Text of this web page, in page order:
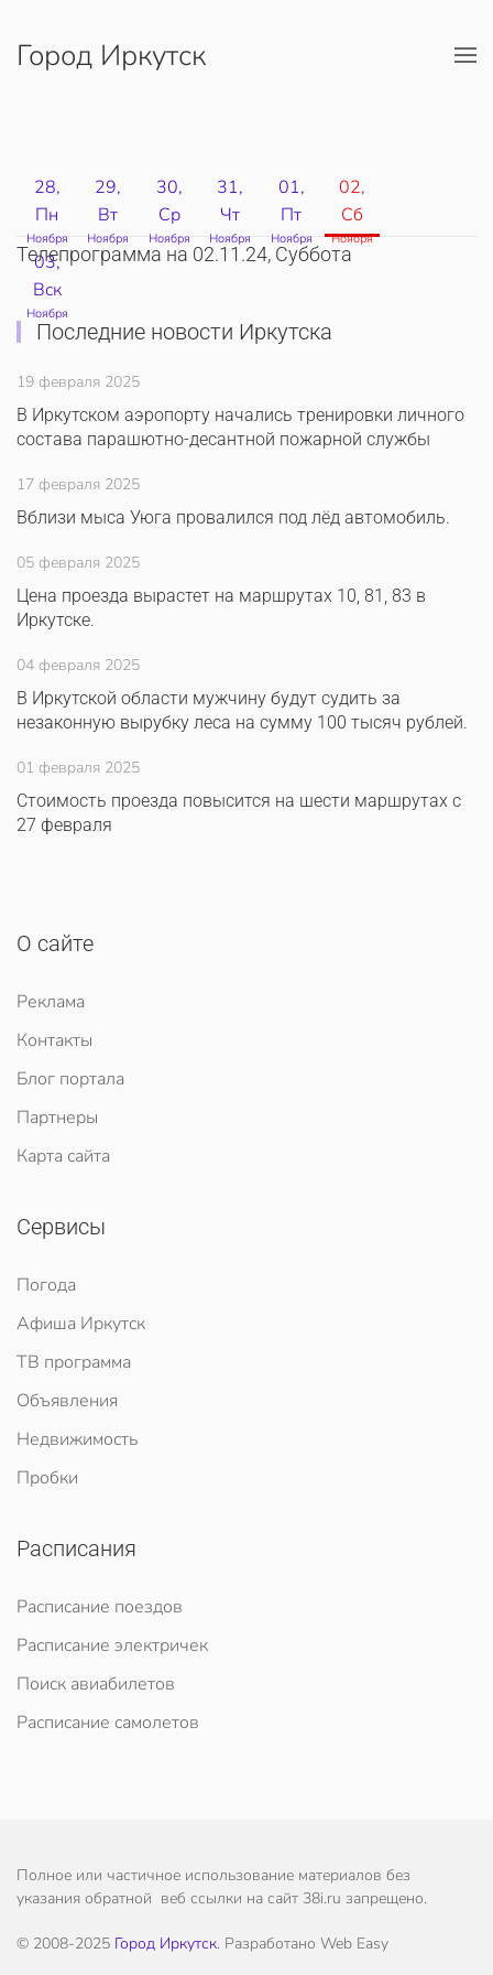
Перейти к содержимому
Город Иркутск
28,
Пн
Ноября
29,
Вт
Ноября
30,
Ср
Ноября
31,
Чт
Ноября
01,
Пт
Ноября
02,
Сб
Ноября
03,
Вск
Ноября
Телепрограмма на 02.11.24, Суббота
Последние новости Иркутска
19 февраля 2025
В Иркутском аэропорту начались тренировки личного
состава парашютно-десантной пожарной службы
17 февраля 2025
Вблизи мыса Уюга провалился под лёд автомобиль.
05 февраля 2025
Цена проезда вырастет на маршрутах 10, 81, 83 в
Иркутске.
04 февраля 2025
В Иркутской области мужчину будут судить за
незаконную вырубку леса на сумму 100 тысяч рублей.
01 февраля 2025
Стоимость проезда повысится на шести маршрутах с
27 февраля
О сайте
Реклама
Контакты
Блог портала
Партнеры
Карта сайта
Сервисы
Погода
Афиша Иркутск
ТВ программа
Объявления
Недвижимость
Пробки
Расписания
Расписание поездов
Расписание электричек
Поиск авиабилетов
Расписание самолетов
Полное или частичное использование материалов без
указания обратной веб ссылки на сайт 38i.ru запрещено.
© 2008-2025 Город Иркутск. Разработано Web Easy